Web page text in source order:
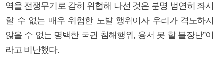
역을 전쟁무기로 감히 위협해 나선 것은 분명 범연히 좌시
할 수 없는 매우 위험한 도발 행위이자 우리가 격노하지
않을 수 없는 명백한 국권 침해행위, 용서 못 할 불장난”이
라고 비난했다.